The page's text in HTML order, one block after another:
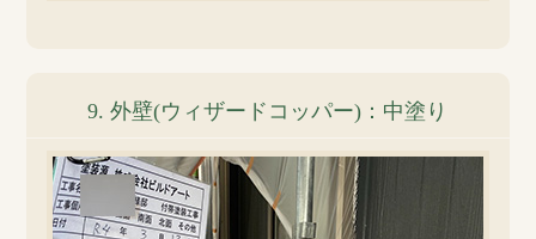
9. 外壁(ウィザードコッパー)：中塗り